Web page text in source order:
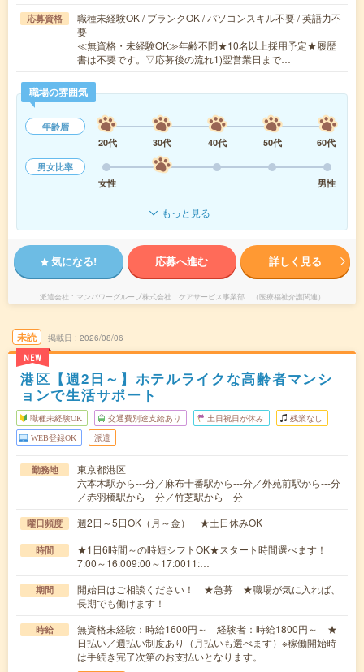
応募資格
職種未経験OK / ブランクOK / パソコンスキル不要 / 英語力不
要
≪無資格・未経験OK≫年齢不問★10名以上採用予定★履歴
書は不要です。▽応募後の流れ1)翌営業日まで…
職場の雰囲気
年齢層
20代
30代 40代 50代
60代
男女比率
女性
男性
もっと見る
気になる! 応募へ進む 詳しく見る
派遣会社 マンパワーグループ株式会社 ケアサービス事業部 （医療福祉介護関連）
未読
NEW
掲載日 2026/08/06
港区【週2日～】ホテルライクな高齢者マンシ
ョンで生活サポート
職種未経験OK 交通費別途支給あり 土日祝日が休み 残業なし
WEB登録OK 派遣
勤務地
東京都港区
六本木駅から---分／麻布十番駅から---分／外苑前駅から---分
／赤羽橋駅から---分／竹芝駅から---分
曜日頻度 週2日～5日OK（月～金） ★土日休みOK
時間
★1日6時間～の時短シフトOK★スタート時間選べます！
7:00～16:009:00～17:0011:…
期間
開始日はご相談ください！ ★急募 ★職場が気に入れば、
長期でも働けます！
時給
無資格未経験：時給1600円～ 経験者：時給1800円～ ★
日払い／週払い制度あり（月払いも選べます）※稼働開始時
は手続き完了次第のお支払いとなります。